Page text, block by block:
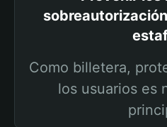
Como billetera,
los usuarios es